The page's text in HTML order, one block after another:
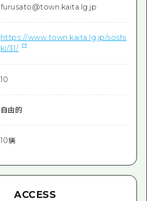
furusato@town.kaita.lg.jp
https://www.town.kaita.lg.jp/soshi
ki/31/
10
自由的
10辆
ACCESS